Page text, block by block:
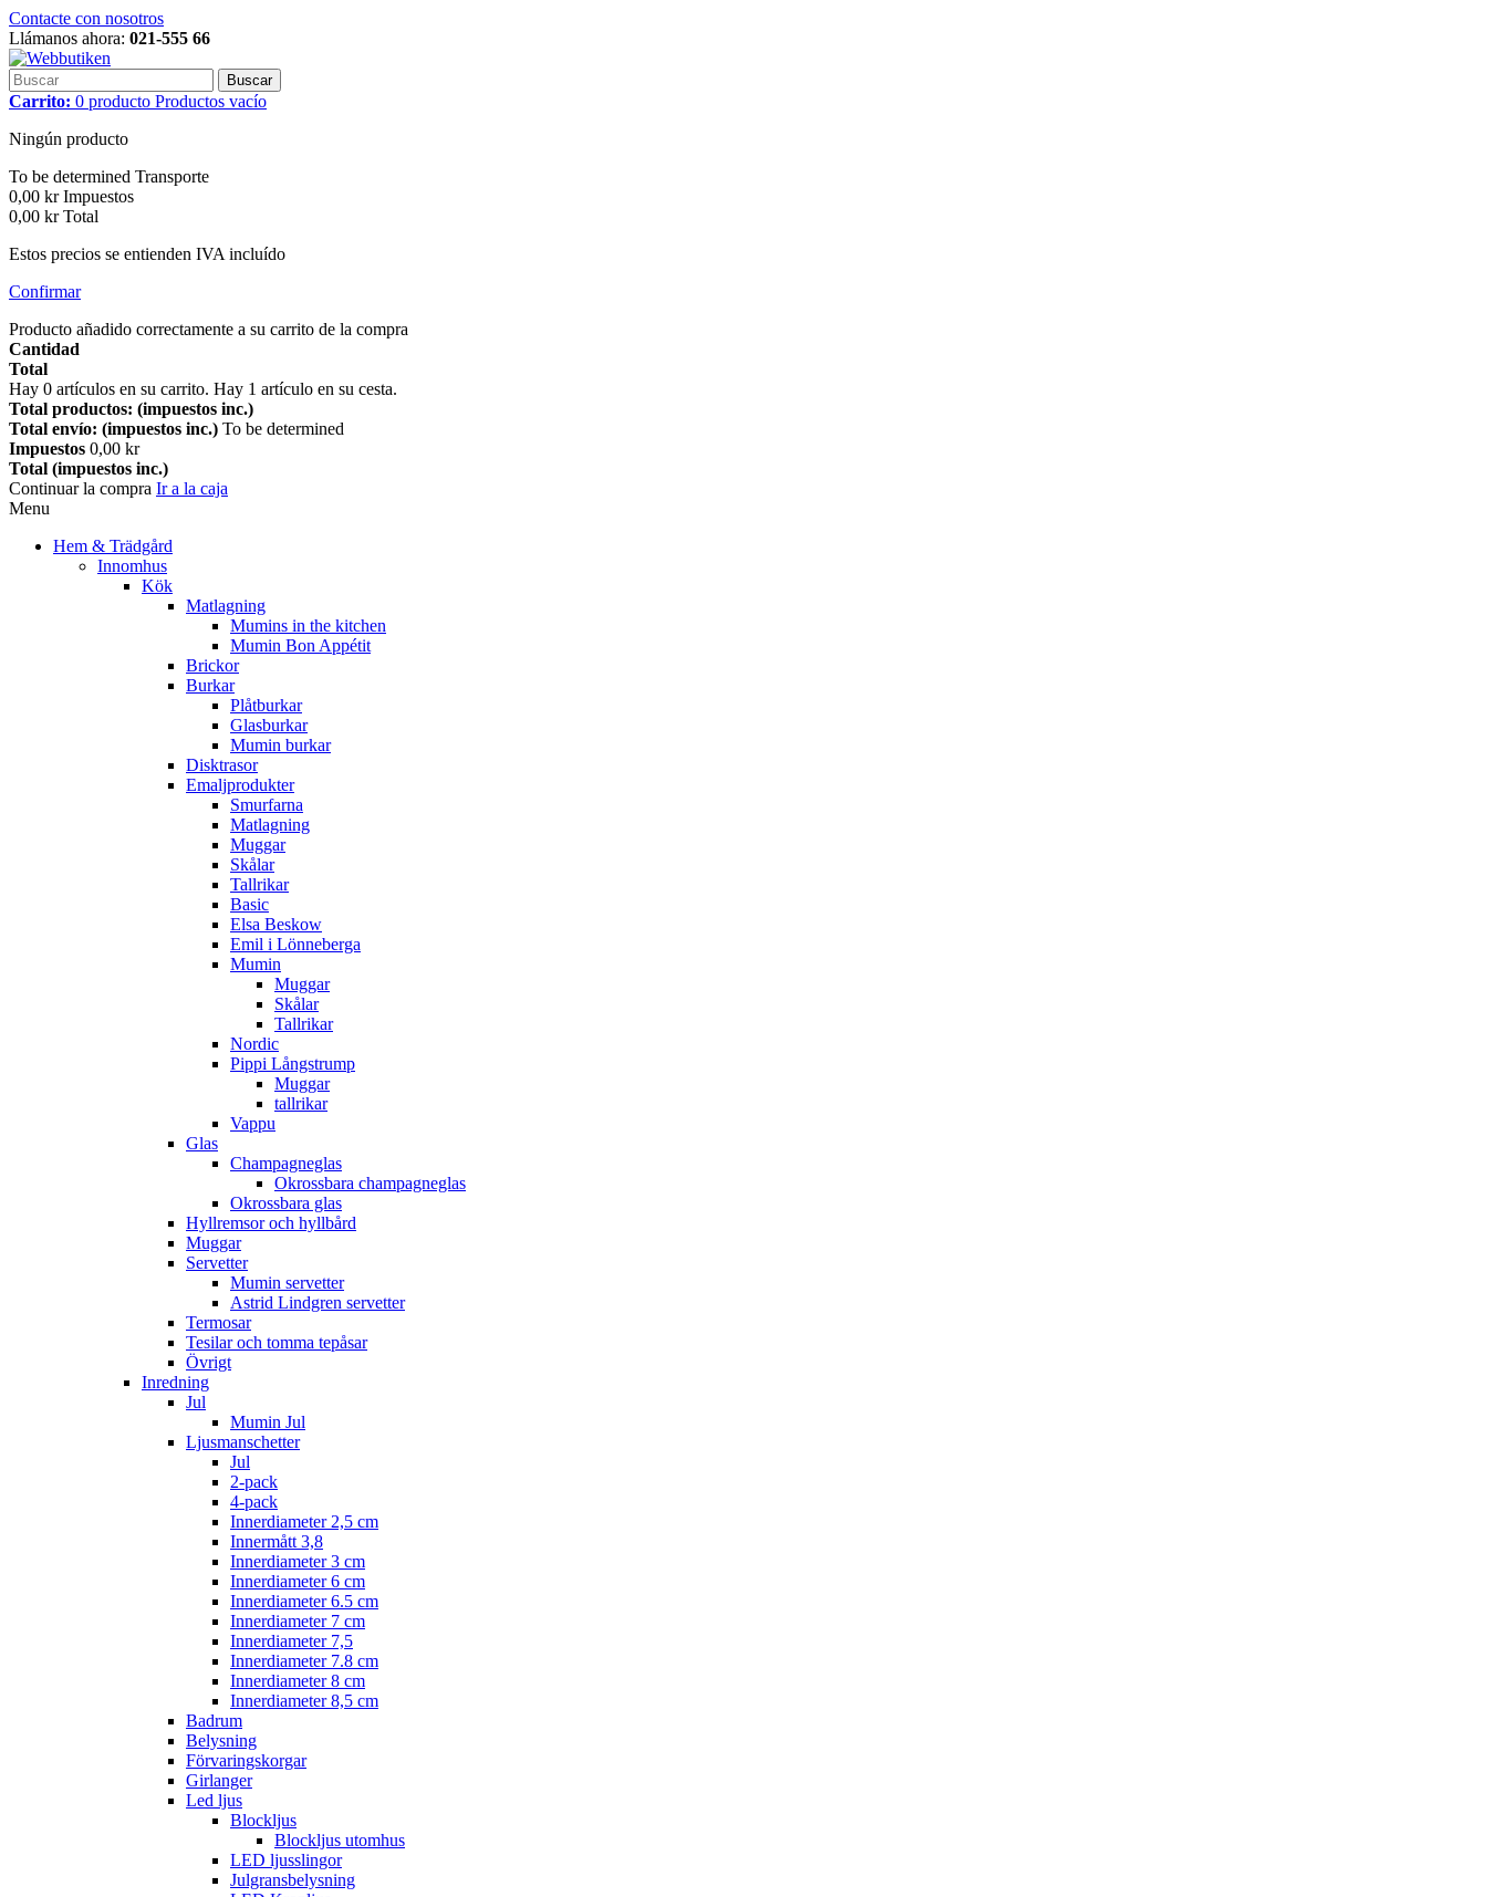
Contacte con nosotros
Llámanos ahora: 021-555 66
Buscar
Carrito: 0 producto Productos vacío
Ningún producto
To be determined Transporte
0,00 kr Impuestos
0,00 kr Total
Estos precios se entienden IVA incluído
Confirmar
Producto añadido correctamente a su carrito de la compra
Cantidad
Total
Hay 0 artículos en su carrito. Hay 1 artículo en su cesta.
Total productos: (impuestos inc.)
Total envío: (impuestos inc.) To be determined
Impuestos 0,00 kr
Total (impuestos inc.)
Continuar la compra Ir a la caja
Menu
Hem & Trädgård
Innomhus
Kök
Matlagning
Mumins in the kitchen
Mumin Bon Appétit
Brickor
Burkar
Plåtburkar
Glasburkar
Mumin burkar
Disktrasor
Emaljprodukter
Smurfarna
Matlagning
Muggar
Skålar
Tallrikar
Basic
Elsa Beskow
Emil i Lönneberga
Mumin
Muggar
Skålar
Tallrikar
Nordic
Pippi Långstrump
Muggar
tallrikar
Vappu
Glas
Champagneglas
Okrossbara champagneglas
Okrossbara glas
Hyllremsor och hyllbård
Muggar
Servetter
Mumin servetter
Astrid Lindgren servetter
Termosar
Tesilar och tomma tepåsar
Övrigt
Inredning
Jul
Mumin Jul
Ljusmanschetter
Jul
2-pack
4-pack
Innerdiameter 2,5 cm
Innermått 3,8
Innerdiameter 3 cm
Innerdiameter 6 cm
Innerdiameter 6.5 cm
Innerdiameter 7 cm
Innerdiameter 7,5
Innerdiameter 7.8 cm
Innerdiameter 8 cm
Innerdiameter 8,5 cm
Badrum
Belysning
Förvaringskorgar
Girlanger
Led ljus
Blockljus
Blockljus utomhus
LED ljusslingor
Julgransbelysning